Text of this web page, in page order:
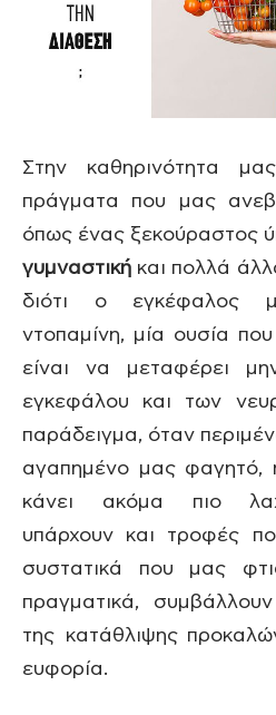
Στην καθηρινότητα
πράγματα που μας
όπως ένας ξεκούραστος
γυμναστική και πολλά
διότι ο εγκέφαλος
ντοπαμίνη, μία ουσία
είναι να μεταφέρει
εγκεφάλου και των
παράδειγμα, όταν
αγαπημένο μας φαγητό,
κάνει ακόμα πιο
υπάρχουν και τροφές
συστατικά που μας
πραγματικά,
της κατάθλιψης
ευφορία.